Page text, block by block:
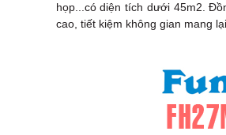
họp...có diện tích dưới 45m2.
cao, tiết kiệm không gian mang